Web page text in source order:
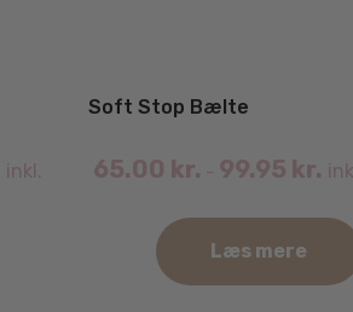
inkl.
Soft Stop Bælte
65.00 kr. – 99.95 kr.
Læs mere